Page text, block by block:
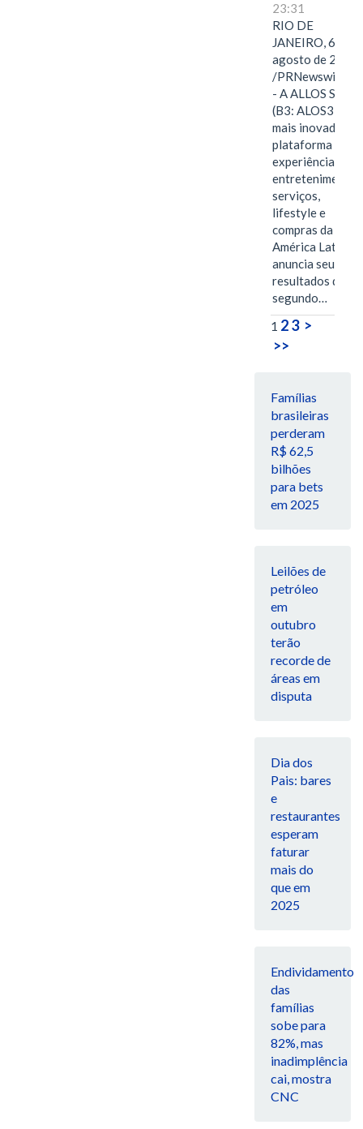
23:31
RIO DE
JANEIRO, 6 de
agosto de 2026
/PRNewswire/ -
- A ALLOS S.A.
(B3: ALOS3), a
mais inovadora
plataforma de
experiências,
entretenimento,
serviços,
lifestyle e
compras da
América Latina
anuncia seus
resultados do
segundo…
1 23 >
>>
Famílias
brasileiras
perderam
R$ 62,5
bilhões
para bets
em 2025
Leilões de
petróleo
em
outubro
terão
recorde de
áreas em
disputa
Dia dos
Pais: bares
e
restaurantes
esperam
faturar
mais do
que em
2025
Endividamento
das
famílias
sobe para
82%, mas
inadimplência
cai, mostra
CNC